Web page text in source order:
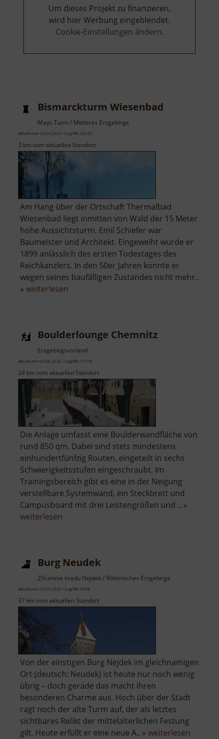
Um dieses Projekt zu finanzieren,
wird hier Werbung eingeblendet.
Cookie-Einstellungen ändern.
Bismarckturm Wiesenbad
Mays Turm / Mittleres Erzgebirge
aktuell vom 13.04.2026 / Zugriffe: 34120
3 km vom aktuellen Standort
Am Hang über der Ortschaft Thermalbad
Wiesenbad liegt inmitten von Wald der 15 Meter
hohe Aussichtsturm. Emil Schiefer war
Baumeister und Architekt. Eingeweiht wurde er
1899 anlässlich des ersten Todestages des
Reichkanzlers. In den 50er Jahren konnte er
wegen seines baufälligen Zustandes nicht mehr..
» weiterlesen
Boulderlounge Chemnitz
Erzgebirgsvorland
aktuell vom 06.06.2026 / Zugriffe: 11918
24 km vom aktuellen Standort
Die Anlage umfasst eine Boulderwandfläche von
rund 850 qm. Dabei sind stets mindestens
einhundertfünfzig Routen, eingeteilt in sechs
Schwierigkeitsstufen eingeschraubt. Im
Trainingsbereich gibt es eine in der Neigung
verstellbare Systemwand, ein Steckbrett und
Campusboard mit drei Leistengrößen und .. »
weiterlesen
Burg Neudek
Zřícenina hradu Nejdek / Böhmisches Erzgebirge
aktuell vom 23.04.2026 / Zugriffe: 3388
37 km vom aktuellen Standort
Von der einstigen Burg Nejdek im gleichnamigen
Ort (deutsch: Neudek) ist heute nur noch wenig
übrig – doch gerade das macht ihren
besonderen Charme aus. Hoch über der Stadt
ragt noch der alte Turm auf, der als letztes
sichtbares Relikt der mittelalterlichen Festung
gilt. Heute erfüllt er eine neue A.. » weiterlesen